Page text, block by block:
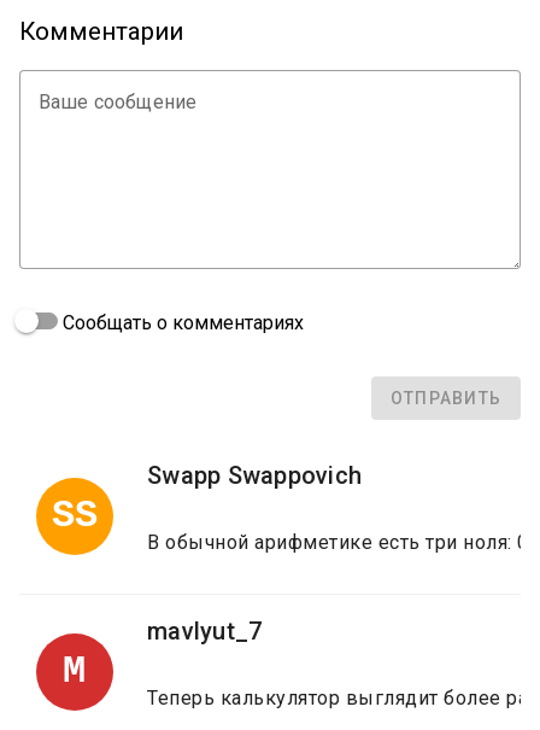
Комментарии
Ваше сообщение
Сообщать о комментариях
ОТПРАВИТЬ
SS
Swapp Swappovich
В обычной арифметике есть три ноля: 0,
M
mavlyut_7
Теперь калькулятор выглядит более